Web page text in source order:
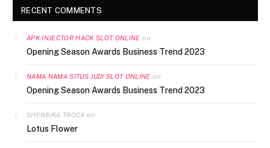
RECENT COMMENTS
APK INJECTOR HACK SLOT ONLINE on
Opening Season Awards Business Trend 2023
NAMA NAMA SITUS JUDI SLOT ONLINE on
Opening Season Awards Business Trend 2023
XHENSIKA TROCA on
Lotus Flower